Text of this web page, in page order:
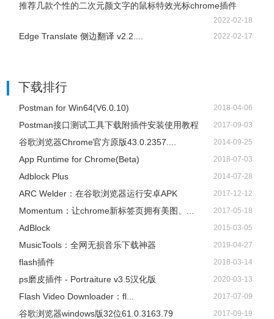
推荐几款个性的二次元颜文字的鼠标特效光标chrome插件
2022-02-18
Edge Translate 侧边翻译 v2.2.... 2022-02-17
下载排行
Postman for Win64(V6.0.10) 2018-04-06
Postman接口测试工具下载附插件安装使用教程 2017-09-03
谷歌浏览器Chrome官方原版43.0.2357.... 2014-09-25
App Runtime for Chrome(Beta) 2018-07-03
Adblock Plus 2014-07-28
ARC Welder：在谷歌浏览器运行安卓APK 2017-12-12
Momentum：让chrome新标签页拥有美图、... 2017-05-18
AdBlock 2015-03-05
​MusicTools：全网无损音乐下载神器 2019-04-27
flash插件 2018-03-14
ps磨皮插件 - Portraiture v3.5汉化版 2020-03-13
Flash Video Downloader：fl... 2017-07-09
谷歌浏览器windows版32位61.0.3163.79 2017-09-19